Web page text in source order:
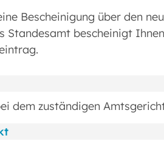
Bescheinigung über den
Standesamt bescheinigt
dem zuständigen